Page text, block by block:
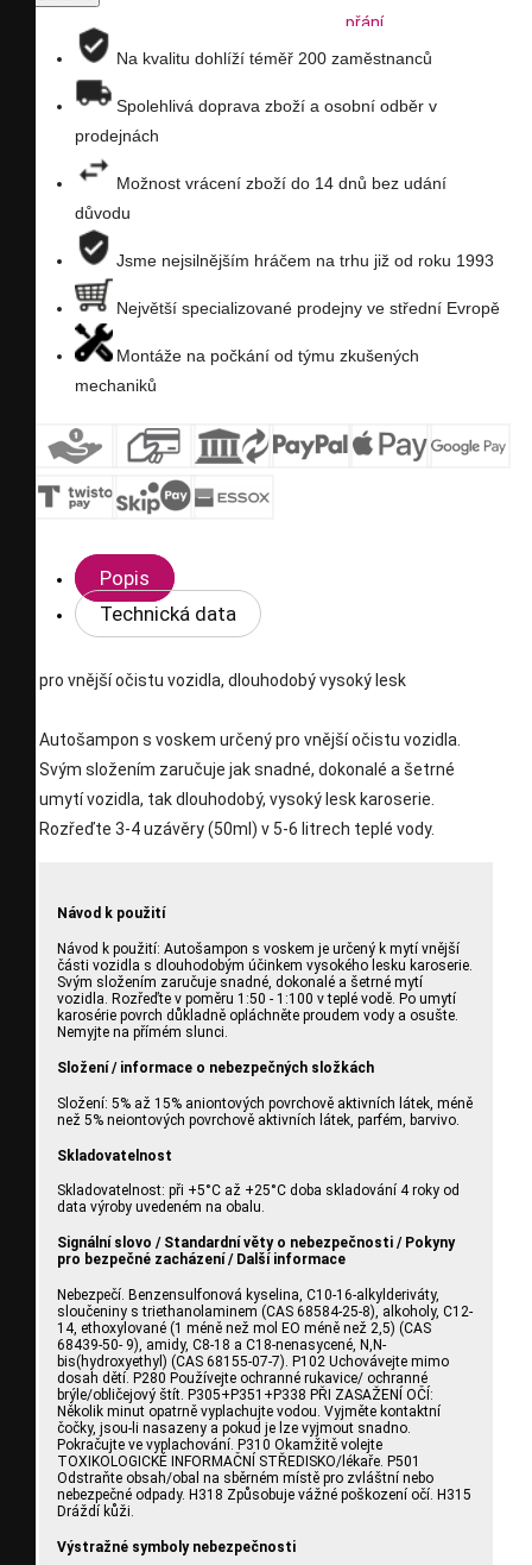
přání
Na kvalitu dohlíží téměř 200 zaměstnanců
Spolehlivá doprava zboží a osobní odběr v
prodejnách
Možnost vrácení zboží do 14 dnů bez udání
důvodu
Jsme nejsilnějším hráčem na trhu již od roku 1993
Největší specializované prodejny ve střední Evropě
Montáže na počkání od týmu zkušených
mechaniků
Popis
Technická data
pro vnější očistu vozidla, dlouhodobý vysoký lesk
Autošampon s voskem určený pro vnější očistu vozidla.
Svým složením zaručuje jak snadné, dokonalé a šetrné
umytí vozidla, tak dlouhodobý, vysoký lesk karoserie.
Rozřeďte 3-4 uzávěry (50ml) v 5-6 litrech teplé vody.
Návod k použití
Návod k použití: Autošampon s voskem je určený k mytí vnější
části vozidla s dlouhodobým účinkem vysokého lesku karoserie.
Svým složením zaručuje snadné, dokonalé a šetrné mytí
vozidla. Rozřeďte v poměru 1:50 - 1:100 v teplé vodě. Po umytí
karosérie povrch důkladně opláchněte proudem vody a osušte.
Nemyjte na přímém slunci.
Složení / informace o nebezpečných složkách
Složení: 5% až 15% aniontových povrchově aktivních látek, méně
než 5% neiontových povrchově aktivních látek, parfém, barvivo.
Skladovatelnost
Skladovatelnost: při +5°C až +25°C doba skladování 4 roky od
data výroby uvedeném na obalu.
Signální slovo / Standardní věty o nebezpečnosti / Pokyny
pro bezpečné zacházení / Další informace
Nebezpečí. Benzensulfonová kyselina, C10-16-alkylderiváty,
sloučeniny s triethanolaminem (CAS 68584-25-8), alkoholy, C12-
14, ethoxylované (1 méně než mol EO méně než 2,5) (CAS
68439-50- 9), amidy, C8-18 a C18-nenasycené, N,N-
bis(hydroxyethyl) (CAS 68155-07-7). P102 Uchovávejte mimo
dosah dětí. P280 Používejte ochranné rukavice/ ochranné
brýle/obličejový štít. P305+P351+P338 PŘI ZASAŽENÍ OČÍ:
Několik minut opatrně vyplachujte vodou. Vyjměte kontaktní
čočky, jsou-li nasazeny a pokud je lze vyjmout snadno.
Pokračujte ve vyplachování. P310 Okamžitě volejte
TOXIKOLOGICKÉ INFORMAČNÍ STŘEDISKO/lékaře. P501
Odstraňte obsah/obal na sběrném místě pro zvláštní nebo
nebezpečné odpady. H318 Způsobuje vážné poškození očí. H315
Dráždí kůži.
Výstražné symboly nebezpečnosti